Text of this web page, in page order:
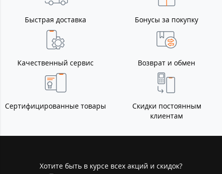
Быстрая доставка Бонусы за покупку
Качественный сервис Возврат и обмен
Сертифицированные товары
Скидки постоянным
клиентам
Хотите быть в курсе всех акций и скидок?